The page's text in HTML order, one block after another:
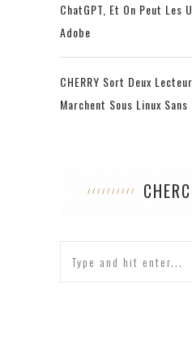
ChatGPT, Et On Peut Les
Adobe
CHERRY Sort Deux
Marchent Sous Linux